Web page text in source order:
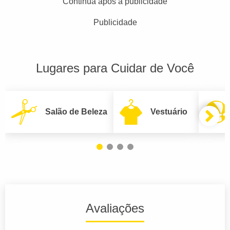
Publicidade
Lugares para Cuidar de Você
Salão de Beleza Vestuário
Avaliações